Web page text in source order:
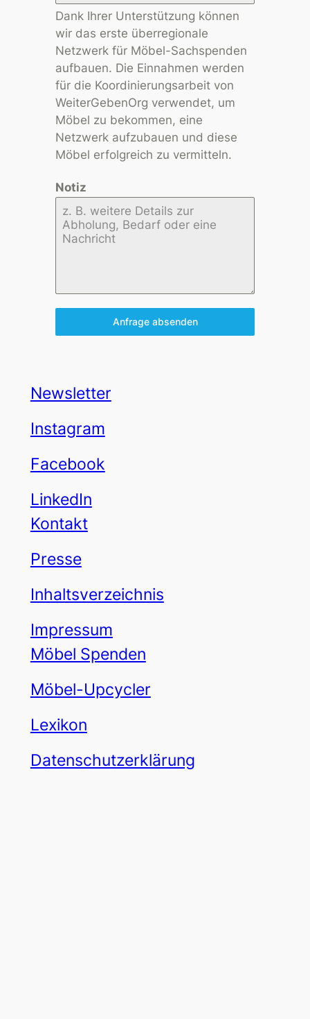
Dank Ihrer Unterstützung können
wir das erste überregionale
Netzwerk für Möbel-Sachspenden
aufbauen. Die Einnahmen werden
für die Koordinierungsarbeit von
WeiterGebenOrg verwendet, um
Möbel zu bekommen, eine
Netzwerk aufzubauen und diese
Möbel erfolgreich zu vermitteln.
Notiz
Anfrage absenden
Newsletter
Instagram
Facebook
LinkedIn
Kontakt
Presse
Inhaltsverzeichnis
Impressum
Möbel Spenden
Möbel-Upcycler
Lexikon
Datenschutzerklärung